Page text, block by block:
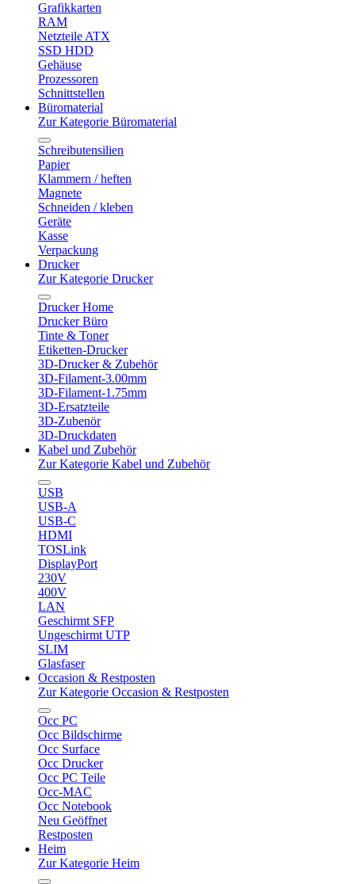
Grafikkarten
RAM
Netzteile ATX
SSD HDD
Gehäuse
Prozessoren
Schnittstellen
Büromaterial
Zur Kategorie Büromaterial
Schreibutensilien
Papier
Klammern / heften
Magnete
Schneiden / kleben
Geräte
Kasse
Verpackung
Drucker
Zur Kategorie Drucker
Drucker Home
Drucker Büro
Tinte & Toner
Etiketten-Drucker
3D-Drucker & Zubehör
3D-Filament-3.00mm
3D-Filament-1.75mm
3D-Ersatzteile
3D-Zubenör
3D-Druckdaten
Kabel und Zubehör
Zur Kategorie Kabel und Zubehör
USB
USB-A
USB-C
HDMI
TOSLink
DisplayPort
230V
400V
LAN
Geschirmt SFP
Ungeschirmt UTP
SLIM
Glasfaser
Occasion & Restposten
Zur Kategorie Occasion & Restposten
Occ PC
Occ Bildschirme
Occ Surface
Occ Drucker
Occ PC Teile
Occ-MAC
Occ Notebook
Neu Geöffnet
Restposten
Heim
Zur Kategorie Heim